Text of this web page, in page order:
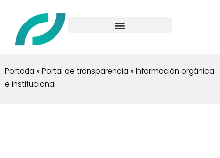
Portada » Portal de transparencia » Información orgánica
e institucional